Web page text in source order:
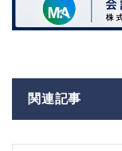
関連記事